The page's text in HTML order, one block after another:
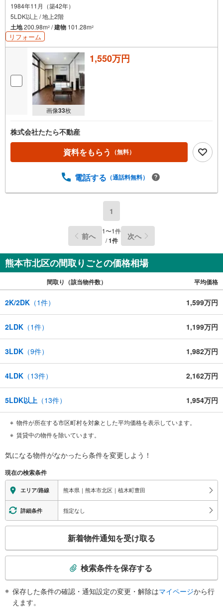
1984年11月（築42年）
5LDK以上 / 地上2階
土地200.98m2 /建物 101.28m2
リフォーム
画像33枚
1,550万円
株式会社たたら不動産
資料をもらう （無料）
電話する （通話料無料）
1
前へ 1〜1件
/1件 次へ
熊本市北区の間取りごとの価格相場
間取り（該当物件数） 平均価格
2K/2DK （1件） 1,599万円
2LDK （1件） 1,199万円
3LDK （9件） 1,982万円
4LDK （13件） 2,162万円
5LDK以上 （13件） 1,954万円
物件が所在する市区町村を対象とした平均価格を表示しています。
賃貸中の物件を除いています。
気になる物件がなかったら条件を変更しよう！
現在の検索条件
エリア/路線 熊本県｜熊本市北区｜植木町豊田
詳細条件 指定なし
検
新着物件通知を受け取る
検索条件を保存する
保存した条件の確認・通知設定の変更・解除はマイページから行
えます。